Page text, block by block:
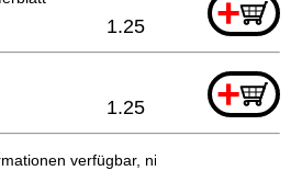
+
1.25
+
1.25
verfügbar, nicht bestellbar